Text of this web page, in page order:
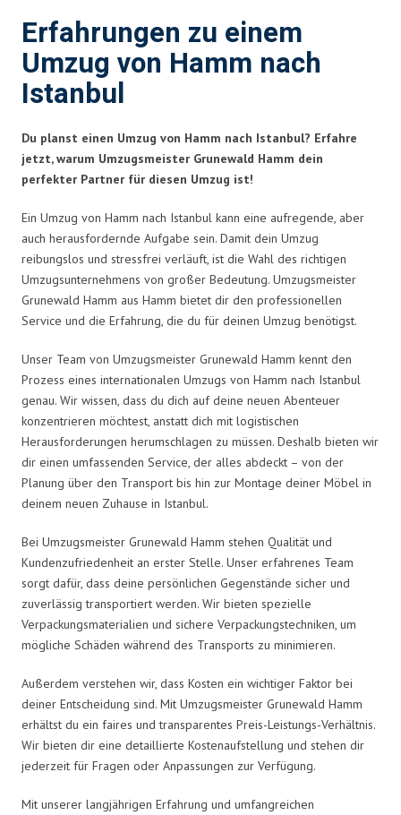
Erfahrungen zu einem
Umzug von Hamm nach
Istanbul
Du planst einen Umzug von Hamm nach Istanbul? Erfahre
jetzt, warum Umzugsmeister Grunewald Hamm dein
perfekter Partner für diesen Umzug ist!
Ein Umzug von Hamm nach Istanbul kann eine aufregende, aber
auch herausfordernde Aufgabe sein. Damit dein Umzug
reibungslos und stressfrei verläuft, ist die Wahl des richtigen
Umzugsunternehmens von großer Bedeutung. Umzugsmeister
Grunewald Hamm aus Hamm bietet dir den professionellen
Service und die Erfahrung, die du für deinen Umzug benötigst.
Unser Team von Umzugsmeister Grunewald Hamm kennt den
Prozess eines internationalen Umzugs von Hamm nach Istanbul
genau. Wir wissen, dass du dich auf deine neuen Abenteuer
konzentrieren möchtest, anstatt dich mit logistischen
Herausforderungen herumschlagen zu müssen. Deshalb bieten wir
dir einen umfassenden Service, der alles abdeckt – von der
Planung über den Transport bis hin zur Montage deiner Möbel in
deinem neuen Zuhause in Istanbul.
Bei Umzugsmeister Grunewald Hamm stehen Qualität und
Kundenzufriedenheit an erster Stelle. Unser erfahrenes Team
sorgt dafür, dass deine persönlichen Gegenstände sicher und
zuverlässig transportiert werden. Wir bieten spezielle
Verpackungsmaterialien und sichere Verpackungstechniken, um
mögliche Schäden während des Transports zu minimieren.
Außerdem verstehen wir, dass Kosten ein wichtiger Faktor bei
deiner Entscheidung sind. Mit Umzugsmeister Grunewald Hamm
erhältst du ein faires und transparentes Preis-Leistungs-Verhältnis.
Wir bieten dir eine detaillierte Kostenaufstellung und stehen dir
jederzeit für Fragen oder Anpassungen zur Verfügung.
Mit unserer langjährigen Erfahrung und umfangreichen